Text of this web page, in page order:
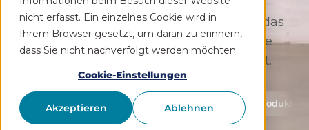
nicht erfasst. Ein einzelnes Cookie wird in
Ihrem Browser gesetzt, um daran zu erinnern,
dass Sie nicht nachverfolgt werden möchten.
Cookie-Einstellungen
Akzeptieren Ablehnen
Therapeutisches Training für zu Hause, das
sich flexibel deinem Alltag anpasst. Ohne
lange Wartezeiten, kostenfrei auf Rezept.
von Gesundheitsdaten Medizinprodukt Klasse 1